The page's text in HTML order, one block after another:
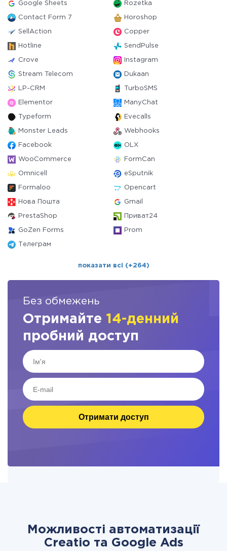
Google Sheets Rozetka
Contact Form 7 Horoshop
SellAction Copper
Hotline SendPulse
Crove Instagram
Stream Telecom Dukaan
LP-CRM TurboSMS
Elementor ManyChat
Typeform Evecalls
Monster Leads Webhooks
Facebook OLX
WooCommerce FormCan
Omnicell eSputnik
Formaloo Opencart
Нова Пошта Gmail
PrestaShop Приват24
GoZen Forms Prom
Телеграм
показати всі (+264)
Без обмежень
Отримайте 14-денний
пробний доступ
Отримати доступ
Можливості автоматизації
Creatio та Google Ads